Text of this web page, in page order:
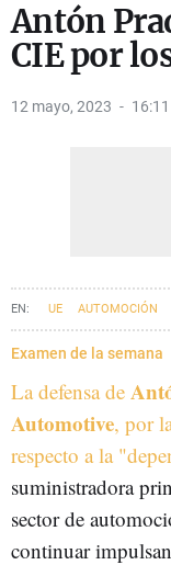
Antón
CIE por
12 mayo, 2023 16:11
UE AUTOMOCIÓN
CIE AUTOMOTIVE
Examen de la semana
La defensa de
Automotive, por
respecto a la
suministradora
sector de
continuar